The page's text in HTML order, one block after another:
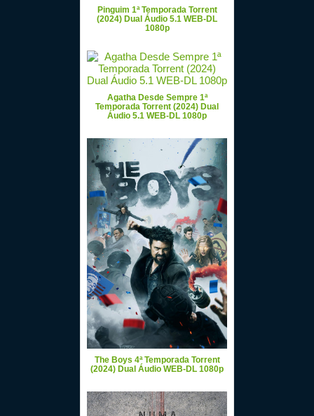
Pinguim 1ª Temporada Torrent
(2024) Dual Áudio 5.1 WEB-DL
1080p
Agatha Desde Sempre 1ª
Temporada Torrent (2024) Dual
Áudio 5.1 WEB-DL 1080p
The Boys 4ª Temporada Torrent
(2024) Dual Áudio WEB-DL 1080p